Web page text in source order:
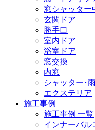
窓シャッター
玄関ドア
勝手口
室内ドア
浴室ドア
窓交換
内窓
シャッター･
エクステリア
施工事例
施工事例 一覧
インナーバル